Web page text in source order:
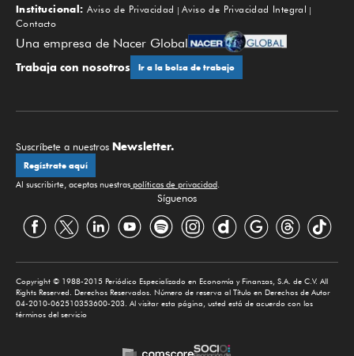
Institucional: Aviso de Privacidad
Aviso de Privacidad Integral
Contacto
Una empresa de Nacer Global
Trabaja con nosotros Ir a la bolsa de trabajo
Suscríbete a nuestros Newsletter.
Regístrate aquí
Al suscribirte, aceptas nuestras políticas de privacidad.
Síguenos
Copyright © 1988-2015 Periódico Especializado en Economía y Finanzas, S.A. de C.V. All
Rights Reserved. Derechos Reservados. Número de reserva al Título en Derechos de Autor
04-2010-062510353600-203. Al visitar esta página, usted está de acuerdo con los
términos del servicio